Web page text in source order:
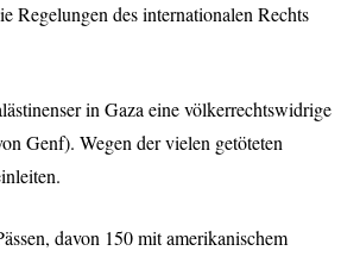
Regelungen des internationalen Rechts
in Gaza eine völkerrechtswidrige
Genf). Wegen der vielen getöteten
davon 150 mit amerikanischem